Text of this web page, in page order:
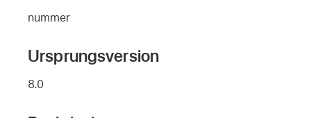
nummer
Ursprungsversion
8.0